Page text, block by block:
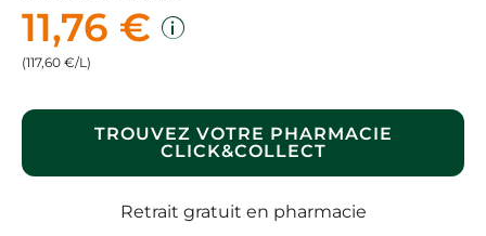
11,76 €
(117,60 €/L)
TROUVEZ VOTRE PHARMACIE
CLICK&COLLECT
Retrait gratuit en pharmacie